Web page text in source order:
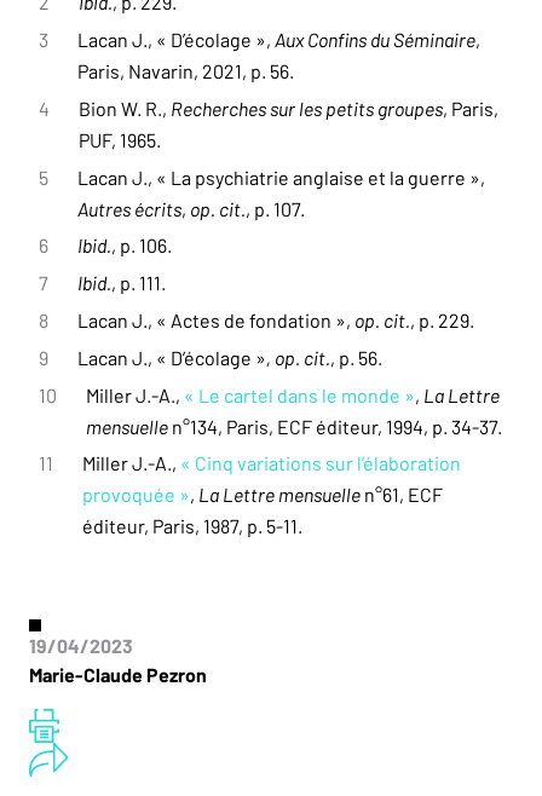
19/04/2023
Marie-Claude Pezron
3
Lacan J., « D’écolage », Aux Confins du Séminaire,
Paris, Navarin, 2021, p. 56.
4
Bion W. R., Recherches sur les petits groupes, Paris,
PUF, 1965.
5
Lacan J., « La psychiatrie anglaise et la guerre »,
Autres écrits, op. cit. , p. 107.
6
Ibid., p. 106.
7
Ibid., p. 111.
8
Lacan J., « Actes de fondation », op. cit., p. 229.
9
Lacan J., « D’écolage », op. cit., p. 56.
10
Miller J.-A., « Le cartel dans le monde », La Lettre
mensuelle n°134, Paris, ECF éditeur, 1994, p. 34-37.
11
Miller J.-A., « Cinq variations sur l’élaboration
provoquée », La Lettre mensuelle n°61, ECF
éditeur, Paris, 1987, p. 5-11.